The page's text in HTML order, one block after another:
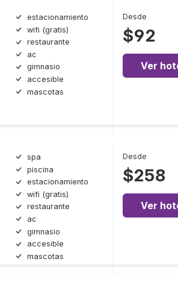
estacionamiento
wifi (gratis)
restaurante
ac
gimnasio
accesible
mascotas
Desde
$92
Ver
spa
piscina
estacionamiento
wifi (gratis)
restaurante
ac
gimnasio
accesible
mascotas
Desde
$258
Ver